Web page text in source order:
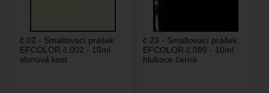
č.02 - Smaltovací prášek
EFCOLOR č.002 - 10ml
slonová kost
č.23 - Smaltovací prášek
EFCOLOR č.089 - 10ml
hluboce černá